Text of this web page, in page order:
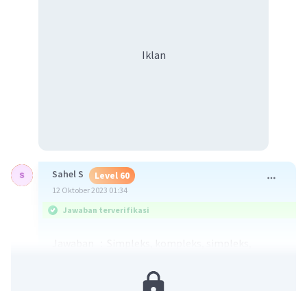
Iklan
Sahel S Level 60
12 Oktober 2023 01:34
Jawaban terverifikasi
Penjelasan ：Untuk menjawab pertanyaan ini,